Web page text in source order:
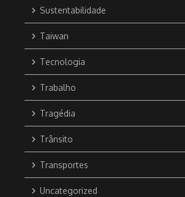
Sustentabilidade
Taiwan
Tecnologia
Trabalho
Tragédia
Trânsito
Transportes
Uncategorized